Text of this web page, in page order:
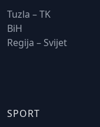
Tuzla – TK
BiH
Regija – Svijet
SPORT